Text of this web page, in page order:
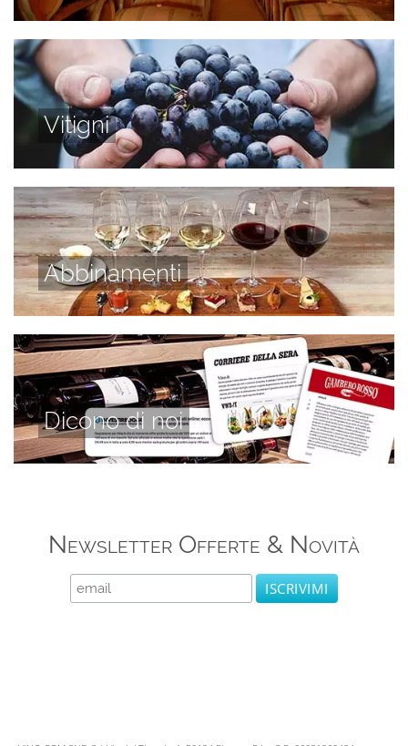
Vitigni
Abbinamenti
Dicono di noi
Newsletter Offerte & Novità